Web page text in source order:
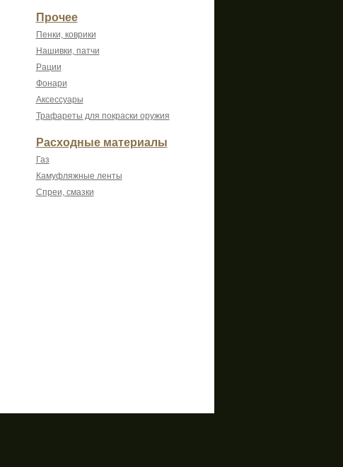
Прочее
Пенки, коврики
Нашивки, патчи
Рации
Фонари
Аксессуары
Трафареты для покраски оружия
Расходные материалы
Газ
Камуфляжные ленты
Спреи, смазки